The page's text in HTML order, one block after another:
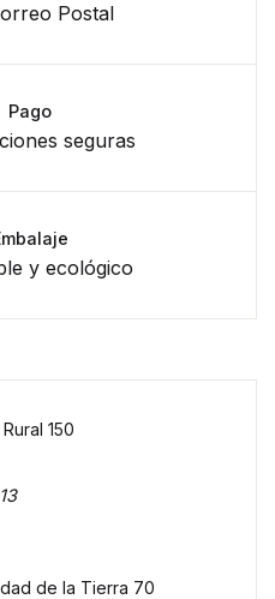
Postal
Pago
seguras
y ecológico
150
de la Tierra 70